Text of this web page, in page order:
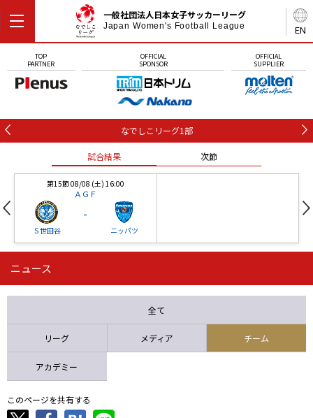
EN
一般社団法人日本女子サッカーリーグ
Japan Women's Football League
TOP
PARTNER
OFFICIAL
SPONSOR
OFFICIAL
SUPPLIER
なでしこリーグ1部
試合結果 次節
第15節 08/08 (土) 16:00
ＡＧＦ
Ｓ世田谷
-
ニッパツ
第16節 09/05 (土) 15:00
ニッパツ 石人の星
ニュース
全て
リーグ メディア チーム
アカデミー
このページを共有する